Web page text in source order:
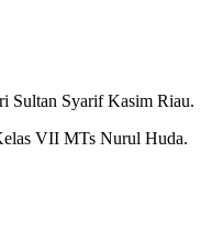
Sultan Syarif Kasim Riau.
VII MTs Nurul Huda.